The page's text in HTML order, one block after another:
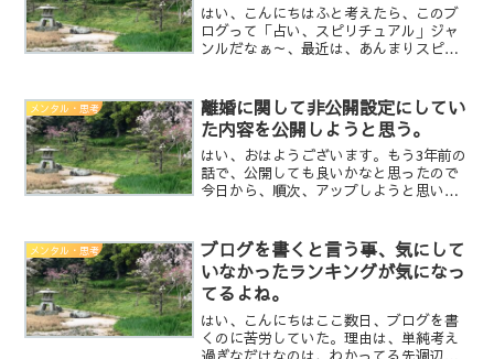
はい、こんにちはふと考えたら、このブ
ログって「占い、スピリチュアル」ジャ
ンルだなぁ～、最近は、あんまりスピリ
みたいに偉そうな事ばからい書いている
なぁ～と気づいたので、ち...
メンタル・思考
離婚に関して非公開設定にしてい
た内容を公開しようと思う。
はい、おはようございます。もう3年前の
話で、公開しても良いかなと思ったので
今日から、順次、アップしようと思いま
出来ないと思います。ではでは、また・
LINEは、こちらから...
メンタル・思考
ブログを書くと言う事、気にして
いなかったランキングが気になっ
てるよね。
はい、こんにちはここ数日、ブログを書
くのに苦労していた。理由は、単純考え